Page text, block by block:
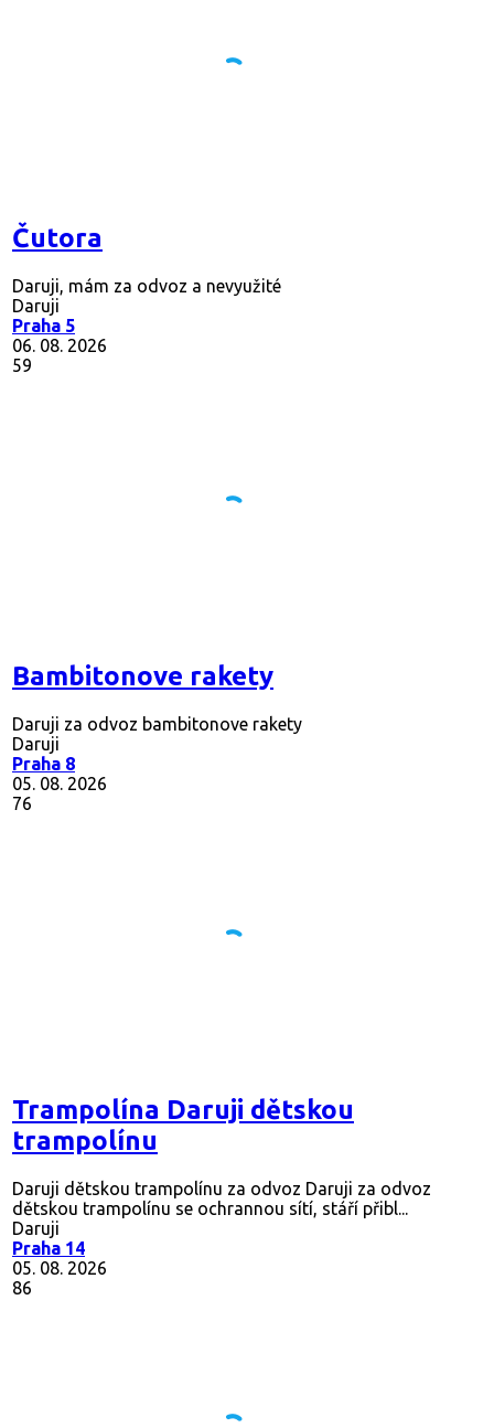
Čutora
Daruji, mám za odvoz a nevyužité
Daruji
Praha 5
06. 08. 2026
59
Bambitonove rakety
Daruji za odvoz bambitonove rakety
Daruji
Praha 8
05. 08. 2026
76
Trampolína Daruji dětskou
trampolínu
Daruji dětskou trampolínu za odvoz Daruji za odvoz
dětskou trampolínu se ochrannou sítí, stáří přibl...
Daruji
Praha 14
05. 08. 2026
86